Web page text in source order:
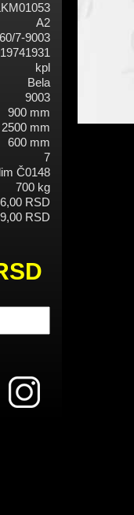
A2
7-9003
kpl
Bela
9003
900 mm
2500 mm
600 mm
7
Č0148
700 kg
RSD
RSD